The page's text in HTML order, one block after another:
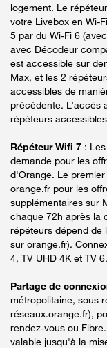
logement. Le
votre Livebox en Wi-
5 par du Wi-Fi 6
avec Décodeur
est accessible sur
Max, et les 2
accessibles de
précédente. L’accès
répéteurs
Répéteur Wifi 7 :
demande pour les
d'Orange. Le
orange.fr pour les
supplémentaires sur
chaque 72h après la
répéteurs dépend de
sur orange.fr).
4, TV UHD 4K et TV 6.
Partage de
métropolitaine, sous
réseaux.orange.fr),
rendez-vous ou
valable jusqu'à la